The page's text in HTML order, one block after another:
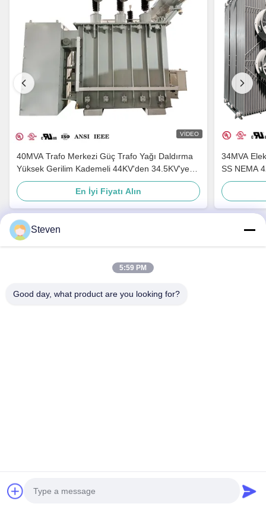
VIDEO
40MVA Trafo Merkezi Güç Trafo Yağı Daldırma
Yüksek Gerilim Kademeli 44KV'den 34.5KV'ye
ANSI IEEE Standartları
En İyi Fiyatı Alın
34MVA
SS NEMA
Bizimle İletişim
Haber Bültenimiz
Steven
5:59 PM
Good day, what product are you looking for?